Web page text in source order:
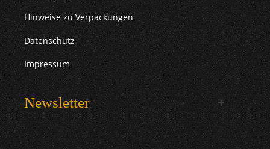
Hinweise zu Verpackungen
Datenschutz
Impressum
Newsletter